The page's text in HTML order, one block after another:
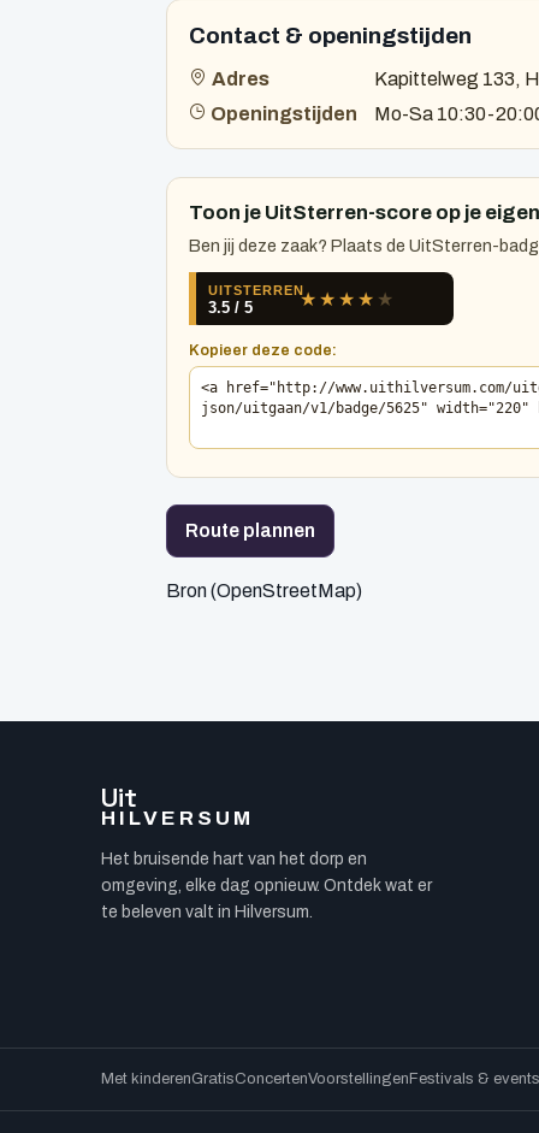
Contact & openingstijden
Adres
Kapittelweg 133,
Openingstijden
Mo-Sa 10:30-
Toon je UitSterren-score op je
Ben jij deze zaak? Plaats de UitSterren-
Kopieer deze code:
Route plannen
Bron (OpenStreetMap)
Uit
HILVERSUM
Het bruisende hart van het dorp en
omgeving, elke dag opnieuw. Ontdek wat er
te beleven valt in Hilversum.
Met kinderenGratisConcertenVoorstellingenFestivals & events